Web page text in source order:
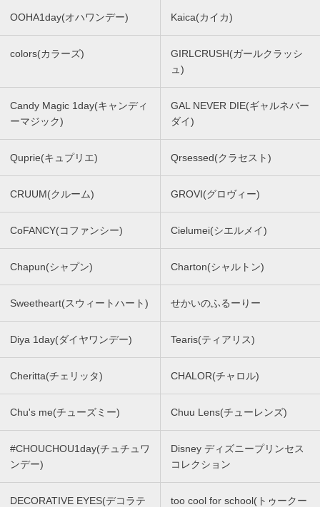
OOHA1day(オハワンデー) Kaica(カイカ)
colors(カラーズ)
GIRLCRUSH(ガールクラッシ
ュ)
Candy Magic 1day(キャンディ
ーマジック)
GAL NEVER DIE(ギャルネバー
ダイ)
Quprie(キュプリエ) Qrsessed(クラセスト)
CRUUM(クルーム) GROVI(グロヴィー)
CoFANCY(コファンシー) Cielumei(シエルメイ)
Chapun(シャプン) Charton(シャルトン)
Sweetheart(スウィートハート) せかいのふるーりー
Diya 1day(ダイヤワンデー) Tearis(ティアリス)
Cheritta(チェリッタ) CHALOR(チャロル)
Chu's me(チューズミー) Chuu Lens(チューレンズ)
#CHOUCHOU1day(チュチュワ
ンデー)
Disney ディズニープリンセス
コレクション
DECORATIVE EYES(デコラテ
too cool for school(トゥークー